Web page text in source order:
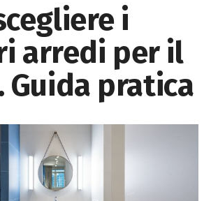
i
arredi per il
Guida pratica